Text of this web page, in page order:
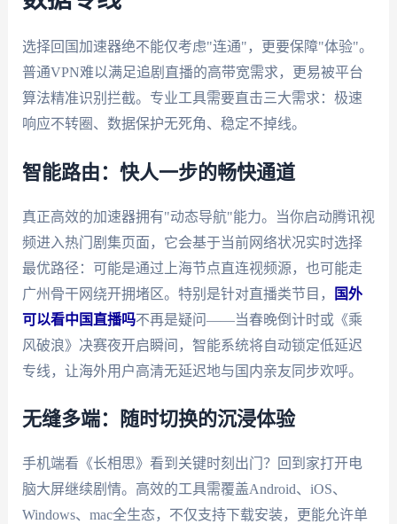
选择回国加速器绝不能仅考虑"连通"，更要保障"体验"。
普通VPN难以满足追剧直播的高带宽需求，更易被平台
算法精准识别拦截。专业工具需要直击三大需求：极速
响应不转圈、数据保护无死角、稳定不掉线。
智能路由：快人一步的畅快通道
真正高效的加速器拥有"动态导航"能力。当你启动腾讯视
频进入热门剧集页面，它会基于当前网络状况实时选择
最优路径：可能是通过上海节点直连视频源，也可能走
广州骨干网绕开拥堵区。特别是针对直播类节目，
国外
可以看中国直播吗不再是疑问——当春晚倒计时或《乘
风破浪》决赛夜开启瞬间，智能系统将自动锁定低延迟
专线，让海外用户高清无延迟地与国内亲友同步欢呼。
无缝多端：随时切换的沉浸体验
手机端看《长相思》看到关键时刻出门？回到家打开电
脑大屏继续剧情。高效的工具需覆盖Android、iOS、
Windows、mac全生态，不仅支持下载安装，更能允许单